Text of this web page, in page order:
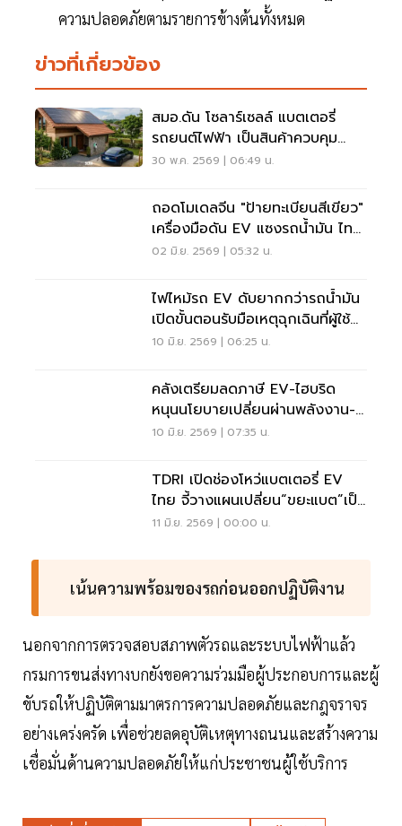
ความปลอดภัยตามรายการข้างต้นทั้งหมด
ข่าวที่เกี่ยวข้อง
สมอ.ดัน โซลาร์เซลล์ แบตเตอรี่
รถยนต์ไฟฟ้า เป็นสินค้าควบคุม
มาตรฐาน
30 พ.ค. 2569 | 06:49 น.
ถอดโมเดลจีน "ป้ายทะเบียนสีเขียว"
เครื่องมือดัน EV แซงรถน้ำมัน ไทย
ทำเพื่ออะไร
02 มิ.ย. 2569 | 05:32 น.
ไฟไหม้รถ EV ดับยากกว่ารถน้ำมัน
เปิดขั้นตอนรับมือเหตุฉุกเฉินที่ผู้ใช้
ควรรู้
10 มิ.ย. 2569 | 06:25 น.
คลังเตรียมลดภาษี EV-ไฮบริด
หนุนนโยบายเปลี่ยนผ่านพลังงาน-
อุตฯ ยานยนต์ไทย
10 มิ.ย. 2569 | 07:35 น.
TDRI เปิดช่องโหว่แบตเตอรี่ EV
ไทย จี้วางแผนเปลี่ยน“ขยะแบต”เป็น
ทรัพยากรแห่งอนาคต
11 มิ.ย. 2569 | 00:00 น.
เน้นความพร้อมของรถก่อนออกปฏิบัติงาน
นอกจากการตรวจสอบสภาพตัวรถและระบบไฟฟ้าแล้ว
กรมการขนส่งทางบกยังขอความร่วมมือผู้ประกอบการและผู้
ขับรถให้ปฏิบัติตามมาตรการความปลอดภัยและกฎจราจร
อย่างเคร่งครัด เพื่อช่วยลดอุบัติเหตุทางถนนและสร้างความ
เชื่อมั่นด้านความปลอดภัยให้แก่ประชาชนผู้ใช้บริการ